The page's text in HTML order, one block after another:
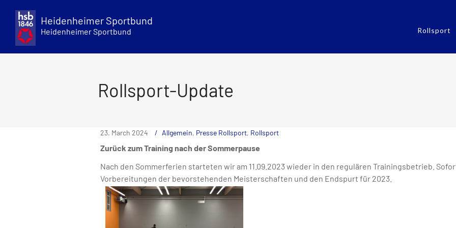
content
Heidenheimer Sportbund
Heidenheimer Sportbund Rollsport
Rollsport-Update
23. March 2024 Allgemein, Presse Rollsport, Rollsport
Zurück zum Training nach der Sommerpause
Nach den Sommerferien starteten wir am 11.09.2023 wieder in den regulären Trainingsbetrieb.
Vorbereitungen der bevorstehenden Meisterschaften und den Endspurt für 2023.